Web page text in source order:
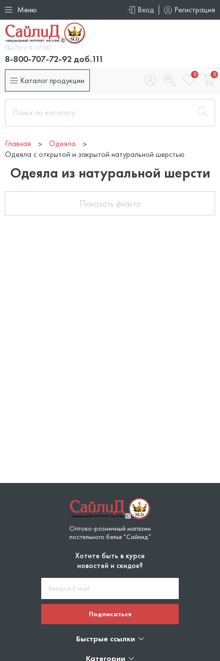
Меню Вход Регистрация
Пн-Пт с 9-17.00
8-800-707-72-92 доб.111
Каталог продукции
0 0
Главная
Одеяла
Одеяла с открытой и закрытой натуральной шерстью
Одеяла из натуральной шерсти
Показать фильтр
Оптово-розничный магазин
постельного белья “Сайлид”
Хотите быть в курсе
новостей и скидок?
Подписаться
Быстрые ссылки
Категории